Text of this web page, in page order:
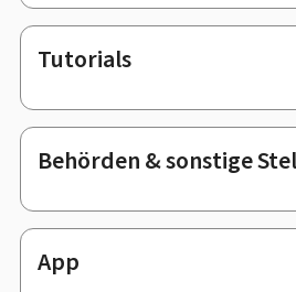
Tutorials
Behörden & sonstige
App